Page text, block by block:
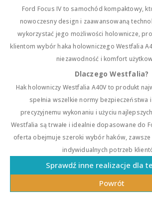
Ford Focus IV to samochód kompaktowy,
nowoczesny design i zaawansowaną
wykorzystać jego możliwości holownicze,
klientom wybór haka holowniczego Westfalia
niezawodność i komfort
Dlaczego Westfalia?
Hak holowniczy Westfalia A40V to produkt
spełnia wszelkie normy bezpieczeństwa
precyzyjnemu wykonaniu i użyciu
Westfalia są trwałe i idealnie dopasowane do
oferta obejmuje szeroki wybór haków,
indywidualnych potrzeb
Sprawdź inne realizacje dla
Powrót